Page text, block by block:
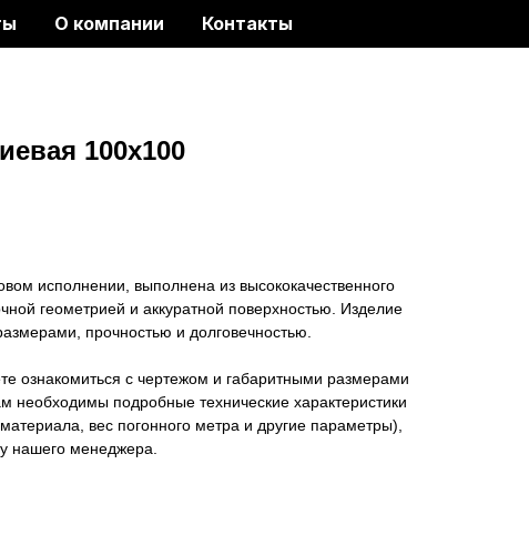
О компании Контакты
100х100
исполнении, выполнена из высококачественного
геометрией и аккуратной поверхностью. Изделие
прочностью и долговечностью.
ознакомиться с чертежом и габаритными размерами
необходимы подробные технические характеристики
вес погонного метра и другие параметры),
нашего менеджера.